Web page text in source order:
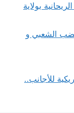
بولاية
الشعبي و
للأجانب..